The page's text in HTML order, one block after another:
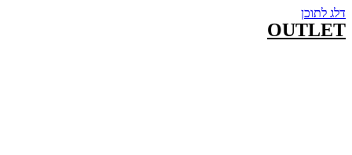
דלג לתוכן
OUTLET